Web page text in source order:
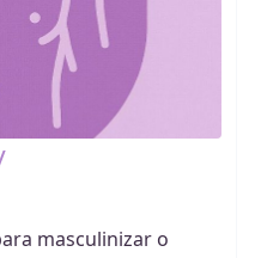
masculinizar o